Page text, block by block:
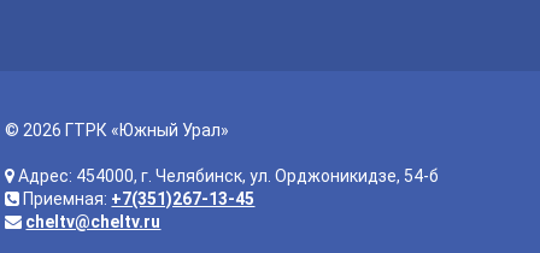
© 2026 ГТРК «Южный Урал»
Адрес: 454000, г. Челябинск, ул. Орджоникидзе, 54-б
Приемная: +7(351)267-13-45
cheltv@cheltv.ru